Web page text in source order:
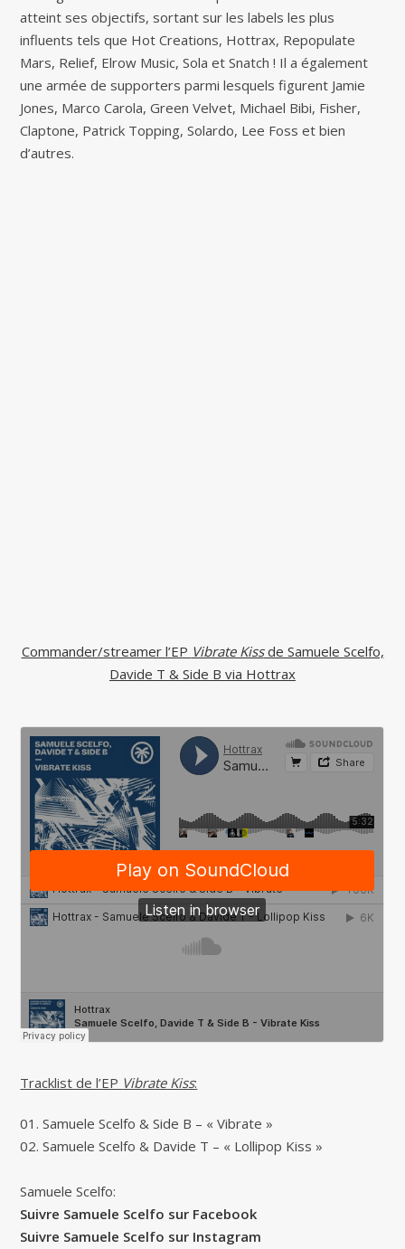
atteint ses objectifs, sortant sur les labels les plus
influents tels que Hot Creations, Hottrax, Repopulate
Mars, Relief, Elrow Music, Sola et Snatch ! Il a également
une armée de supporters parmi lesquels figurent Jamie
Jones, Marco Carola, Green Velvet, Michael Bibi, Fisher,
Claptone, Patrick Topping, Solardo, Lee Foss et bien
d’autres.
Commander/streamer l’EP Vibrate Kissde Samuele Scelfo,
Davide T & Side B via Hottrax
Tracklist de l’EP Vibrate Kiss:
01. Samuele Scelfo & Side B – « Vibrate »
02. Samuele Scelfo & Davide T – « Lollipop Kiss »
Samuele Scelfo:
Suivre Samuele Scelfo sur Facebook
Suivre Samuele Scelfo sur Instagram